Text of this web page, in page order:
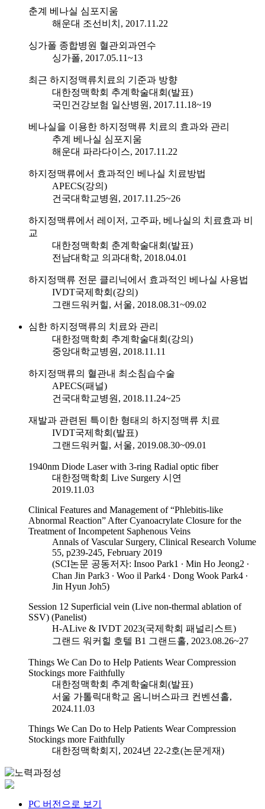
춘계 베나실 심포지움
해운대 조선비치, 2017.11.22
싱가폴 종합병원 혈관외과연수
싱가폴, 2017.05.11~13
최근 하지정맥류치료의 기준과 방향
대한정맥학회 추계학술대회(발표)
국민건강보험 일산병원, 2017.11.18~19
베나실을 이용한 하지정맥류 치료의 효과와 관리
추계 베나실 심포지움
해운대 파라다이스, 2017.11.22
하지정맥류에서 효과적인 베나실 치료방법
APECS(강의)
건국대학교병원, 2017.11.25~26
하지정맥류에서 레이저, 고주파, 베나실의 치료효과 비
교
대한정맥학회 춘계학술대회(발표)
전남대학교 의과대학, 2018.04.01
하지정맥류 전문 클리닉에서 효과적인 베나실 사용법
IVDT국제학회(강의)
그랜드워커힐, 서울, 2018.08.31~09.02
심한 하지정맥류의 치료와 관리
대한정맥학회 추계학술대회(강의)
중앙대학교병원, 2018.11.11
하지정맥류의 혈관내 최소침습수술
APECS(패널)
건국대학교병원, 2018.11.24~25
재발과 관련된 특이한 형태의 하지정맥류 치료
IVDT국제학회(발표)
그랜드워커힐, 서울, 2019.08.30~09.01
1940nm Diode Laser with 3-ring Radial optic fiber
대한정맥학회 Live Surgery 시연
2019.11.03
Clinical Features and Management of “Phlebitis-like
Abnormal Reaction” After Cyanoacrylate Closure for the
Treatment of Incompetent Saphenous Veins
Annals of Vascular Surgery, Clinical Research Volume
55, p239-245, February 2019
(SCI논문 공동저자: Insoo Park1 ∙ Min Ho Jeong2 ∙
Chan Jin Park3 ∙ Woo il Park4 ∙ Dong Wook Park4 ∙
Jin Hyun Joh5)
Session 12 Superficial vein (Live non-thermal ablation of
SSV) (Panelist)
H-ALive & IVDT 2023(국제학회 패널리스트)
그랜드 워커힐 호텔 B1 그랜드홀, 2023.08.26~27
Things We Can Do to Help Patients Wear Compression
Stockings more Faithfully
대한정맥학회 추계학술대회(발표)
서울 가톨릭대학교 옴니버스파크 컨벤션홀,
2024.11.03
Things We Can Do to Help Patients Wear Compression
Stockings more Faithfully
대한정맥학회지, 2024년 22-2호(논문게재)
PC 버전으로 보기